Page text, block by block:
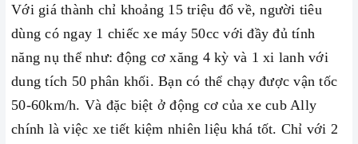
Với giá thành chỉ khoảng 15 triệu đổ về, người tiêu
dùng có ngay 1 chiếc xe máy 50cc với đầy đủ tính
năng nụ thể như: động cơ xăng 4 kỳ và 1 xi lanh với
dung tích 50 phân khối. Bạn có thể chạy được vận tốc
50-60km/h. Và đặc biệt ở động cơ của xe cub Ally
chính là việc xe tiết kiệm nhiên liệu khá tốt. Chỉ với 2